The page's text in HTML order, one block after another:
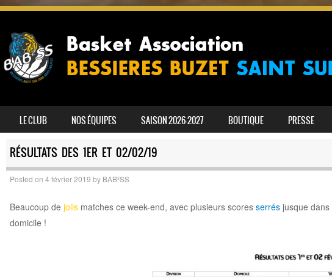
MENU
SKIP TO CONTENT
LE CLUB NOS ÉQUIPES SAISON 2026-2027 BOUTIQUE PRESSE
RÉSULTATS DES 1ER ET 02/02/19
Posted on 4 février 2019 by BAB²SS
Beaucoup de jolismatches ce week-end, avec plusieurs scoresserrésjusque dans
domicile !